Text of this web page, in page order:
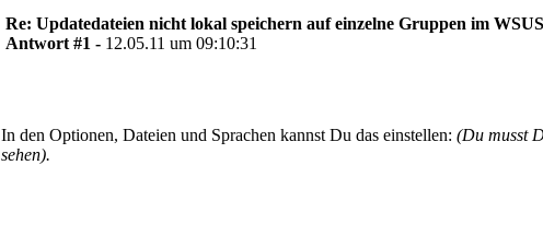
Re: Updatedateien nicht lokal speichern auf einzelne Gruppen im WSUS
Antwort #1 - 12.05.11 um 09:10:31
In den Optionen, Dateien und Sprachen kannst Du das einstellen: (Du musst
sehen).